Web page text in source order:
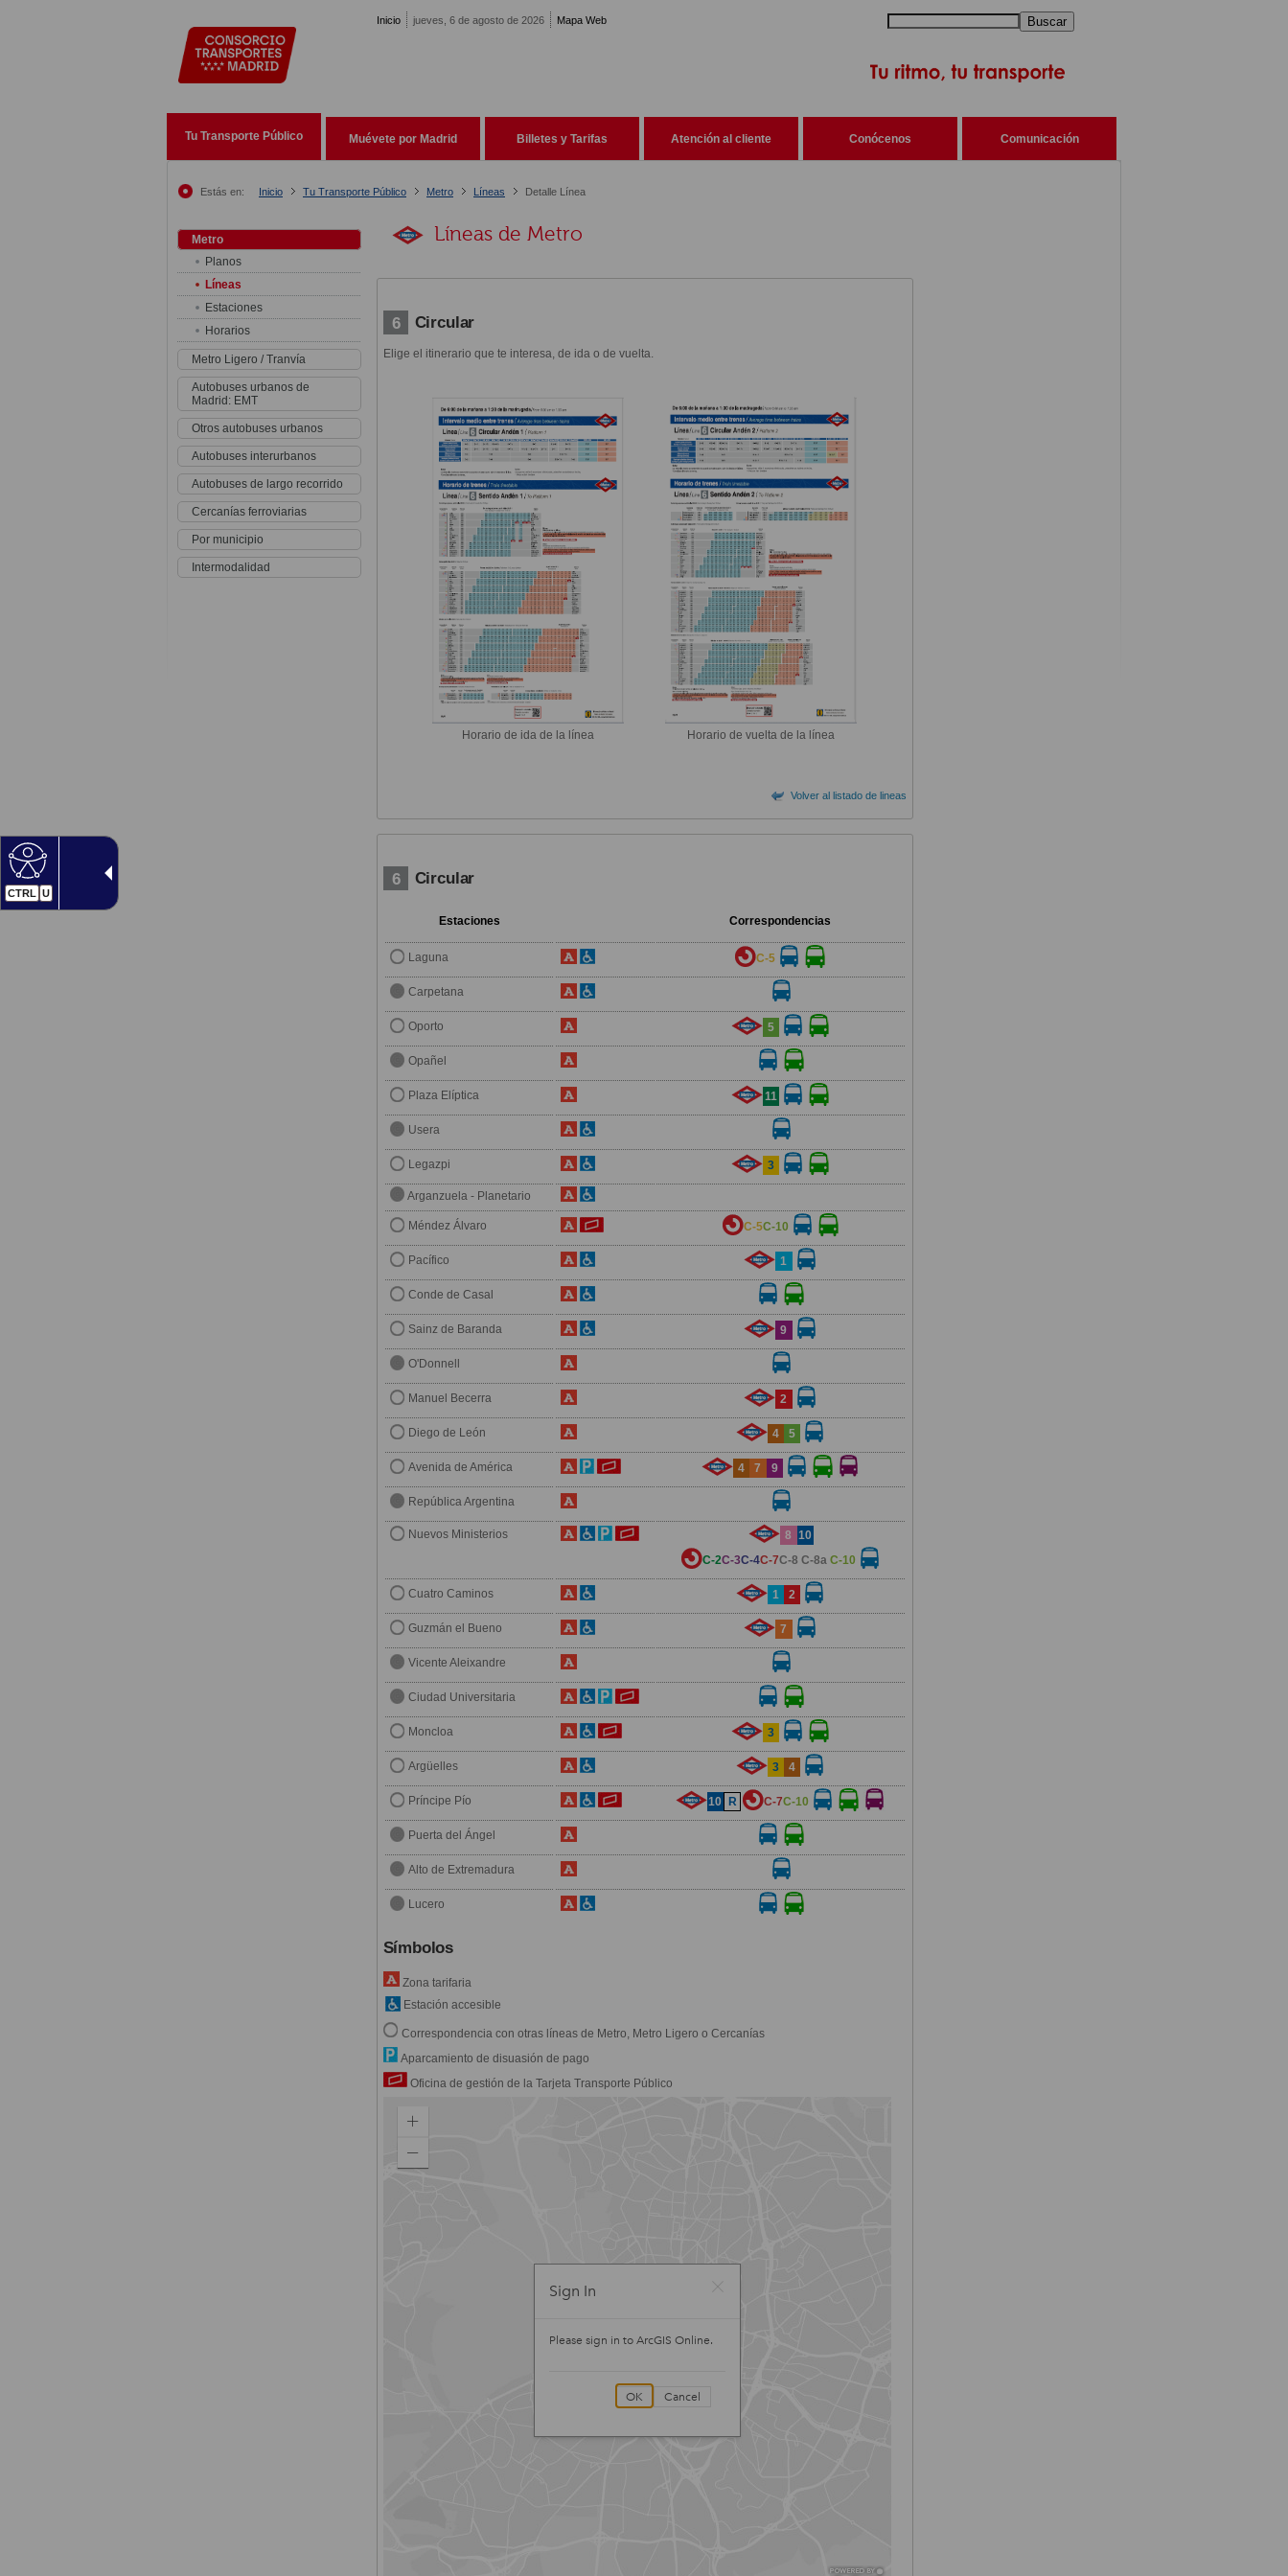
CTRL U
Inicio jueves, 6 de agosto de 2026 Mapa Web Buscar
Tu Transporte Público Muévete por Madrid Billetes y Tarifas Atención al cliente Conócenos Comunicación
Estás en: Inicio Tu Transporte Público Metro Líneas Detalle Línea
Metro
Planos
Líneas
Estaciones
Horarios
Metro Ligero / Tranvía
Autobuses urbanos de
Madrid: EMT
Otros autobuses urbanos
Autobuses interurbanos
Autobuses de largo recorrido
Cercanías ferroviarias
Por municipio
Intermodalidad
Líneas de Metro
6 Circular
Elige el itinerario que te interesa, de ida o de vuelta.
Horario de ida de la línea Horario de vuelta de la línea
Volver al listado de lineas
6 Circular
Estaciones Correspondencias
Laguna C-5
Carpetana
Oporto 5
Opañel
Plaza Elíptica 11
Usera
Legazpi 3
Arganzuela - Planetario
Méndez Álvaro C-5C-10
Pacífico 1
Conde de Casal
Sainz de Baranda 9
O'Donnell
Manuel Becerra 2
Diego de León 4 5
Avenida de América 4 7 9
República Argentina
Nuevos Ministerios 8 10
C-2C-3C-4C-7C-8 C-8a C-10
Cuatro Caminos 1 2
Guzmán el Bueno 7
Vicente Aleixandre
Ciudad Universitaria
Moncloa 3
Argüelles 3 4
Príncipe Pío 10 R C-7C-10
Puerta del Ángel
Alto de Extremadura
Lucero
Símbolos
Zona tarifaria
Estación accesible
Correspondencia con otras líneas de Metro, Metro Ligero o Cercanías
Aparcamiento de disuasión de pago
Oficina de gestión de la Tarjeta Transporte Público